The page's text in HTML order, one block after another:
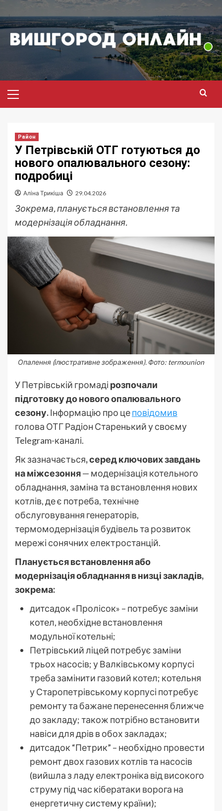
до
вмісту
меню
Район
У Петрівській ОТГ готуються до
нового опалювального сезону:
подробиці
Аліна Трикіша 29.04.2026
Зокрема, планується встановлення та
модернізація обладнання.
Опалення (ілюстративне зображення). Фото: termounion
У Петрівській громаді розпочали
підготовку до нового опалювального
сезону.Інформацію про цеповідомив
голова ОТГ Радіон Старенький у своєму
Telegram-каналі.
Як зазначається, серед ключових завдань
на міжсезоння— модернізація котельного
обладнання, заміна та встановлення нових
котлів, де є потреба, технічне
обслуговування генераторів,
термомодернізація будівель та розвиток
мережі сонячних електростанцій.
Планується встановлення або
модернізація обладнання в низці закладів,
зокрема:
дитсадок «Пролісок» – потребує заміни
котел, необхідне встановлення
модульної котельні;
Петрівський ліцей потребує заміни
трьох насосів; у Валківському корпусі
треба замінити газовий котел; котельня
у Старопетрівському корпусі потребує
ремонту та бажане перенесення ближче
до закладу; також потрібно встановити
навіси для дрів в обох закладах;
дитсадок “Петрик” – необхідно провести
ремонт двох газових котлів та насосів
(вийшла з ладу електроніка від високого
струму під час кібератаки ворога на
енергетичну систему країни);